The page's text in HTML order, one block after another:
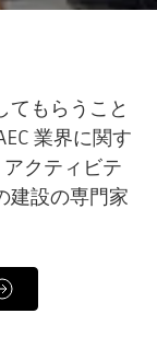
てもらうこと
業界に関す
クティビテ
建設の専門家